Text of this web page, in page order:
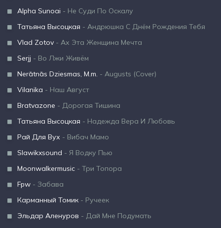
Alpha Sunoai - Не Суди По Оскалу
Татьяна Высоцкая - Андрюшка С Днём Рождения Тебя
Vlad Zotov - Ах Эта Женщина Мечта
Serjj - Во Лжи Живём
Nerātnās Dziesmas, M.m. - Augusts (Cover)
Vilanika - Наш Август
Bratvazone - Дорогая Тишина
Татьяна Высоцкая - Надежда Вера И Любовь
Рай Для Вух - Вибач Мамо
Slawikxsound - Я Водку Пью
Moonwalkermusic - Три Топора
Fpw - Забава
Карманный Томик - Ручеек
Эльдар Аленуров - Дай Мне Подумать